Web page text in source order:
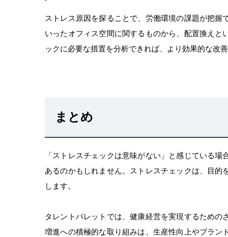
ストレス原因を探ることで、労働環境の課題が把
いったオフィス空間に関するものから、配置換え
ックに必要な措置を分析できれば、より効果的な改
まとめ
「ストレスチェックは意味がない」と感じている
あるのかもしれません。ストレスチェックは、目
します。
タレントパレットでは、健康経営を実現するため
増進への積極的な取り組みは、生産性向上やブラ